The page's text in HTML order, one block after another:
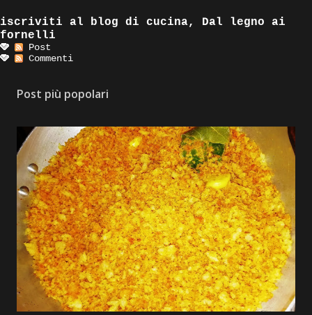
iscriviti al blog di cucina, Dal legno ai
fornelli
Post
Commenti
Post più popolari